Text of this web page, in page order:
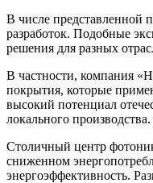
В числе представленной
разработок. Подобные
решения для разных
В частности, компания
покрытия, которые
высокий потенциал
локального производства.
Столичный центр
сниженном
энергоэффективность.